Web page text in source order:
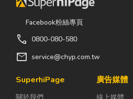
麼？」。相較
於西洋情人
了東方的浪漫
色彩與儀式
著生活節奏加
照施工需求，
馬達、衛浴設
關產品。 無論
Facebook粉絲專頁
call 0800-080-580
mail service@chyp.com.tw
SuperhiPage
關於我們
廣告媒體
線上媒體